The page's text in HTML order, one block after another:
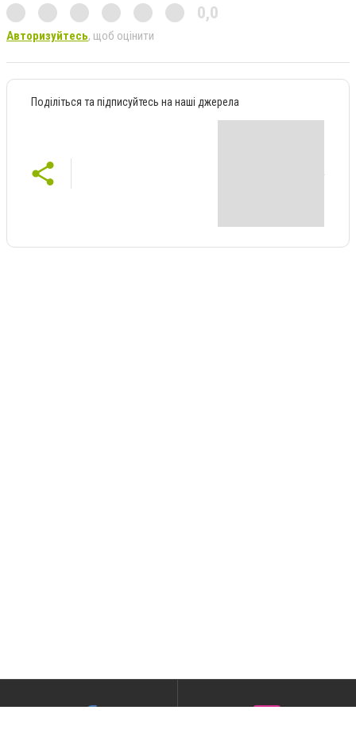
0,0
Авторизуйтесь, щоб оцінити
Поділіться та підписуйтесь на наші джерела